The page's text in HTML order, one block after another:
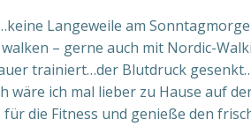
Langeweile am
– gerne auch mit Nordic-
trainiert…der Blutdruck
wäre ich mal lieber zu Hause auf
die Fitness und genieße den